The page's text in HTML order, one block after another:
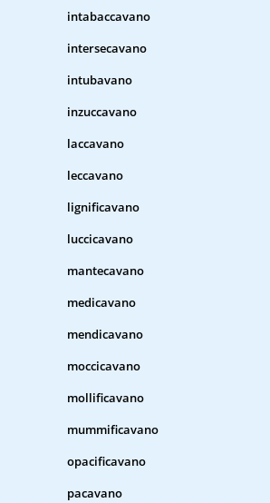
intabaccavano
intersecavano
intubavano
inzuccavano
laccavano
leccavano
lignificavano
luccicavano
mantecavano
medicavano
mendicavano
moccicavano
mollificavano
mummificavano
opacificavano
pacavano